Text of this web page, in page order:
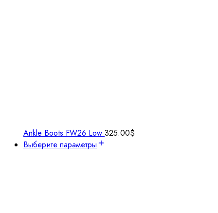
Ankle Boots FW26 Low 325.00$
Выберите параметры